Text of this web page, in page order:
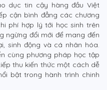
dục tin cậy hàng đầu Việt
cận bình đẳng các chương
phí hợp lý tới học sinh trên
ngừng đổi mới để mang đến
sinh động và cá nhân hóa.
cùng phương pháp học tập
thu kiến thức một cách dễ
bật trong hành trình chinh